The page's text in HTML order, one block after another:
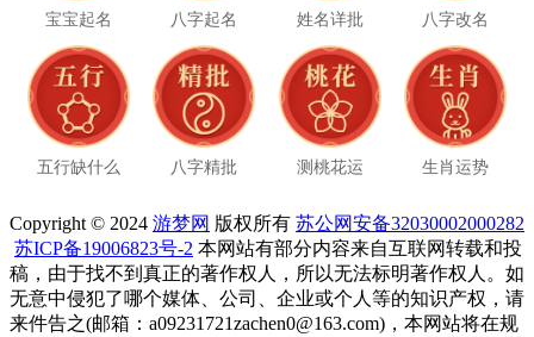
宝宝起名 八字起名 姓名详批 八字改名
五行缺什么 八字精批 测桃花运 生肖运势
Copyright © 2024 游梦网 版权所有 苏公网安备32030002000282
苏ICP备19006823号-2 本网站有部分内容来自互联网转载和投
稿，由于找不到真正的著作权人，所以无法标明著作权人。如
无意中侵犯了哪个媒体、公司、企业或个人等的知识产权，请
来件告之(邮箱：a09231721zachen0@163.com)，本网站将在规